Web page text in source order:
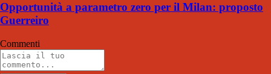
Opportunità a parametro zero per il Milan: proposto
Guerreiro
Commenti